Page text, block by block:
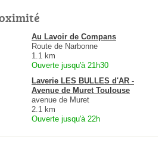
Au Lavoir de Compans
Route de Narbonne
1.1 km
Ouverte jusqu'à 21h30
Laverie LES BULLES d'AR -
Avenue de Muret Toulouse
avenue de Muret
2.1 km
Ouverte jusqu'à 22h